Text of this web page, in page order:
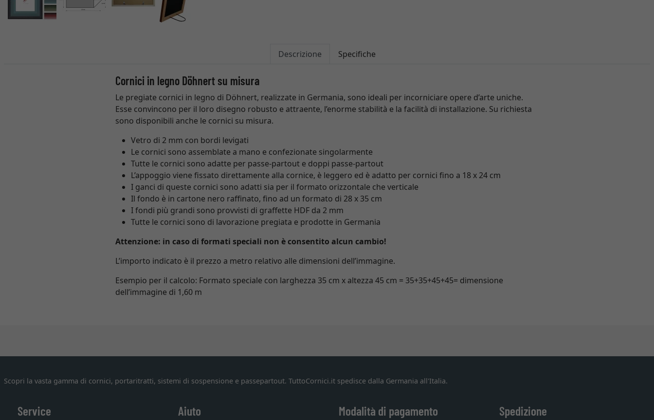
Descrizione Specifiche
Cornici in legno Döhnert su misura
Le pregiate cornici in legno di Döhnert, realizzate in Germania, sono ideali per incorniciare opere d’arte uniche.
Esse convincono per il loro disegno robusto e attraente, l’enorme stabilità e la facilità di installazione. Su richiesta
sono disponibili anche le cornici su misura.
Vetro di 2 mm con bordi levigati
Le cornici sono assemblate a mano e confezionate singolarmente
Tutte le cornici sono adatte per passe-partout e doppi passe-partout
L’appoggio viene fissato direttamente alla cornice, è leggero ed è adatto per cornici fino a 18 x 24 cm
I ganci di queste cornici sono adatti sia per il formato orizzontale che verticale
Il fondo è in cartone nero raffinato, fino ad un formato di 28 x 35 cm
I fondi più grandi sono provvisti di graffette HDF da 2 mm
Tutte le cornici sono di lavorazione pregiata e prodotte in Germania
Attenzione: in caso di formati speciali non è consentito alcun cambio!
L’importo indicato è il prezzo a metro relativo alle dimensioni dell’immagine.
Esempio per il calcolo: Formato speciale con larghezza 35 cm x altezza 45 cm = 35+35+45+45= dimensione
dell’immagine di 1,60 m
Scopri la vasta gamma di cornici, portaritratti, sistemi di sospensione e passepartout. TuttoCornici.it spedisce dalla Germania all'Italia.
Service Aiuto Modalità di pagamento Spedizione